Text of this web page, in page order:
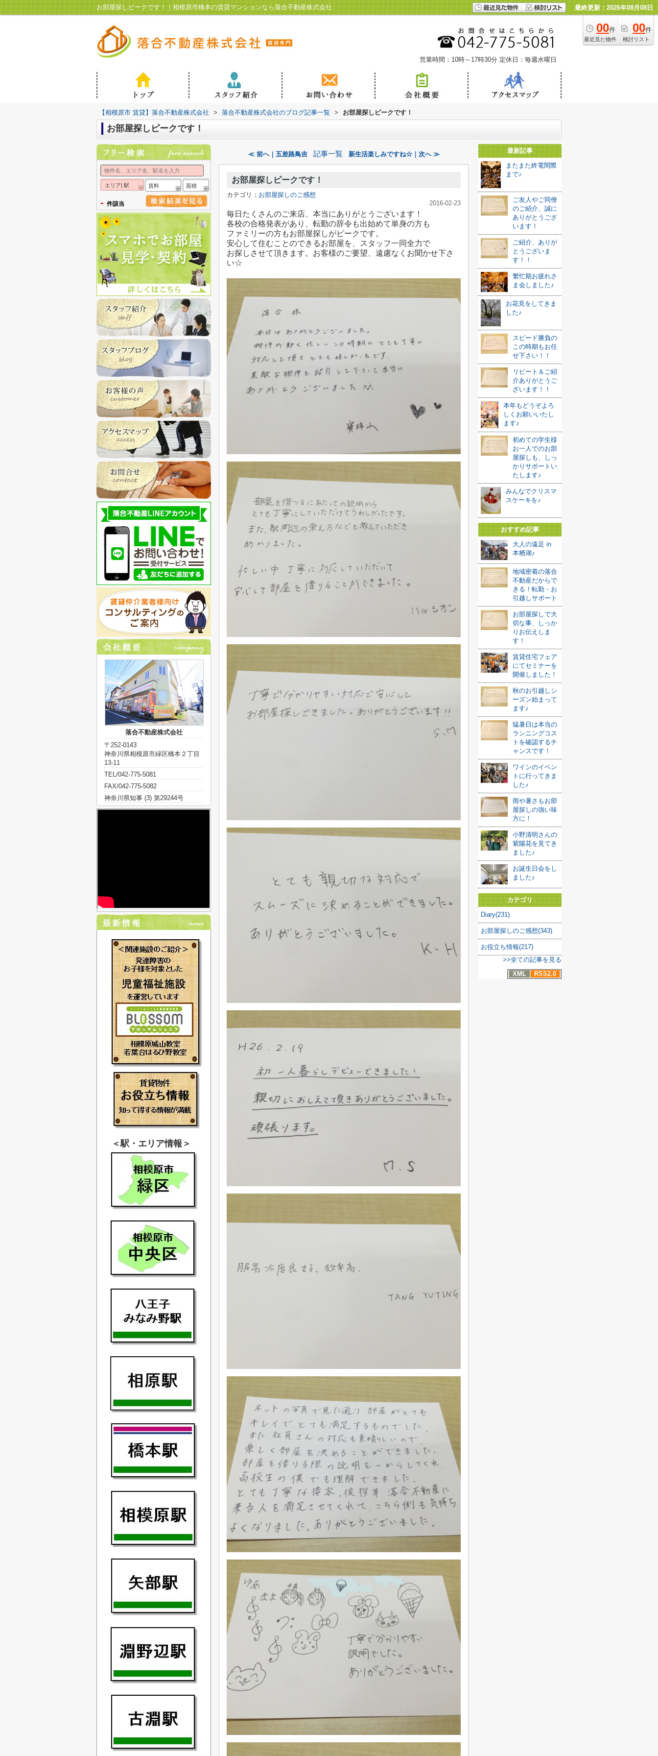
お部屋探しピークです！｜相模原市橋本の賃貸マンションなら落合不動産株式会社 最終更新：2026年08月08日
00件
最近見た物件
00件
検討リスト
営業時間：10時～17時30分 定休日：毎週水曜日
【相模原市 賃貸】落合不動産株式会社 > 落合不動産株式会社のブログ記事一覧 > お部屋探しピークです！
お部屋探しピークです！
≪ 前へ｜五差路鳥吉 記事一覧 新生活楽しみですね☆｜次へ ≫
お部屋探しピークです！
カテゴリ： お部屋探しのご感想
2016-02-23
毎日たくさんのご来店、本当にありがとうございます！
各校の合格発表があり、転勤の辞令も出始めて単身の方も
ファミリーの方もお部屋探しがピークです。
安心して住むことのできるお部屋を、スタッフ一同全力で
お探しさせて頂きます。お客様のご要望、遠慮なくお聞かせ下さ
い☆
最新記事
またまた終電間際
まで♪
ご友人やご同僚
のご紹介、誠に
ありがとうござ
います！
ご紹介、ありが
とうございま
す！！
繁忙期お疲れさ
ま会しました♪
お花見をしてきま
した♪
スピード勝負の
この時期もお任
せ下さい！！
リピート＆ご紹
介ありがとうご
ざいます！！
本年もどうぞよろ
しくお願いいたし
ます♪
初めての学生様
お一人でのお部
屋探しも、しっ
かりサポートい
たします♪
みんなでクリスマ
スケーキを♪
おすすめ記事
大人の遠足 in
本栖湖♪
地域密着の落合
不動産だからで
きる！転勤・お
引越しサポート
お部屋探しで大
切な事、しっか
りお伝えしま
す！
賃貸住宅フェア
にてセミナーを
開催しました！
秋のお引越しシ
ーズン始まって
ます♪
猛暑日は本当の
ランニングコス
トを確認するチ
ャンスです！
ワインのイベン
トに行ってきま
した♪
雨や暑さもお部
屋探しの強い味
方に！
小野清明さんの
紫陽花を見てき
ました♪
お誕生日会をし
ました♪
カテゴリ
Diary(231)
お部屋探しのご感想(343)
お役立ち情報(217)
>>全ての記事を見る
XML
RSS2.0
エリア| 駅 賃料 面積
- 件該当
落合不動産株式会社
〒252-0143
神奈川県相模原市緑区橋本２丁目
13-11
TEL/042-775-5081
FAX/042-775-5082
神奈川県知事 (3) 第29244号
＜駅・エリア情報＞